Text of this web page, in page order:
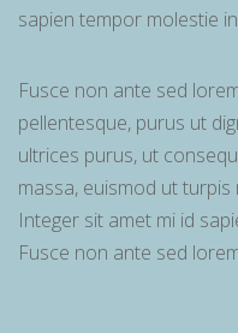
sapien tempor molestie
Fusce non ante sed
pellentesque, purus ut
ultrices purus, ut
massa, euismod ut
Integer sit amet mi id
Fusce non ante sed